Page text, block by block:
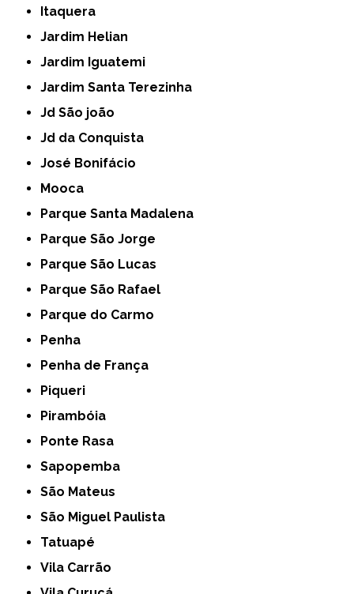
Itaquera
Jardim Helian
Jardim Iguatemi
Jardim Santa Terezinha
Jd São joão
Jd da Conquista
José Bonifácio
Mooca
Parque Santa Madalena
Parque São Jorge
Parque São Lucas
Parque São Rafael
Parque do Carmo
Penha
Penha de França
Piqueri
Pirambóia
Ponte Rasa
Sapopemba
São Mateus
São Miguel Paulista
Tatuapé
Vila Carrão